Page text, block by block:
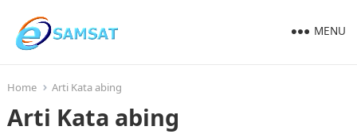
MENU
Home Arti Kata abing
Arti Kata abing